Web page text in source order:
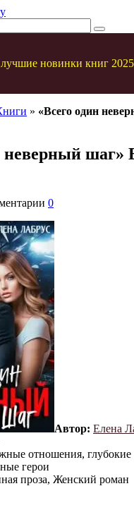
новинки книг
» «Всего один
неверный шаг»
0
Автор: Елена
отношения, глубокие
герои
проза, Женский роман